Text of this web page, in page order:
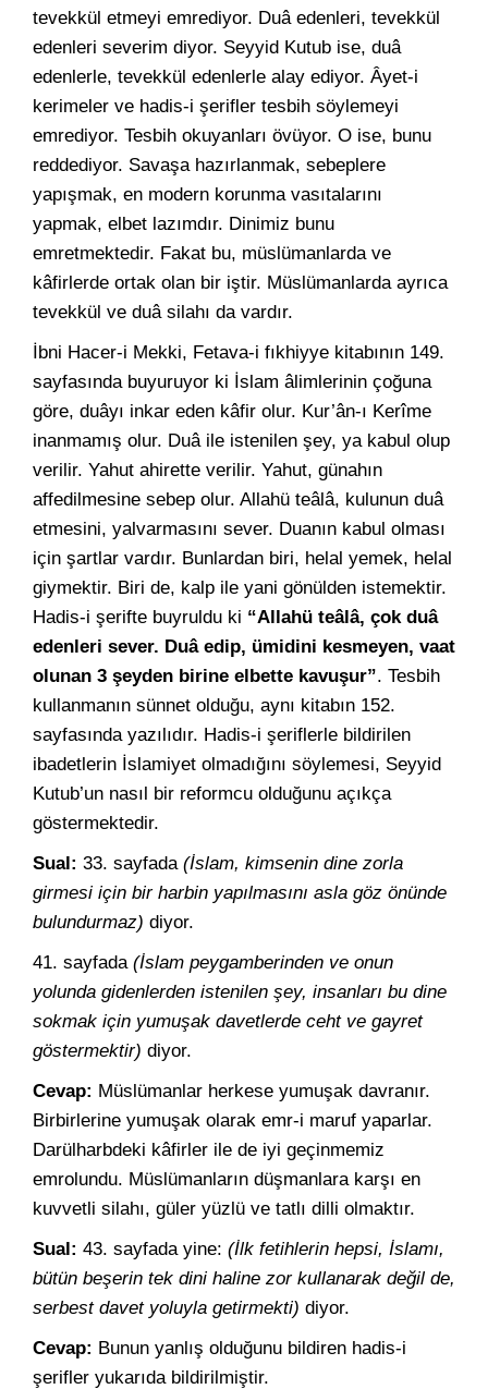
tevekkül etmeyi emrediyor. Duâ edenleri, tevekkül
edenleri severim diyor. Seyyid Kutub ise, duâ
edenlerle, tevekkül edenlerle alay ediyor. Âyet-i
kerimeler ve hadis-i şerifler tesbih söylemeyi
emrediyor. Tesbih okuyanları övüyor. O ise, bunu
reddediyor. Savaşa hazırlanmak, sebeplere
yapışmak, en modern korunma vasıtalarını
yapmak, elbet lazımdır. Dinimiz bunu
emretmektedir. Fakat bu, müslümanlarda ve
kâfirlerde ortak olan bir iştir. Müslümanlarda ayrıca
tevekkül ve duâ silahı da vardır.
İbni Hacer-i Mekki, Fetava-i fıkhiyye kitabının 149.
sayfasında buyuruyor ki İslam âlimlerinin çoğuna
göre, duâyı inkar eden kâfir olur. Kur’ân-ı Kerîme
inanmamış olur. Duâ ile istenilen şey, ya kabul olup
verilir. Yahut ahirette verilir. Yahut, günahın
affedilmesine sebep olur. Allahü teâlâ, kulunun duâ
etmesini, yalvarmasını sever. Duanın kabul olması
için şartlar vardır. Bunlardan biri, helal yemek, helal
giymektir. Biri de, kalp ile yani gönülden istemektir.
Hadis-i şerifte buyruldu ki “Allahü teâlâ, çok duâ
edenleri sever. Duâ edip, ümidini kesmeyen, vaat
olunan 3 şeyden birine elbette kavuşur”. Tesbih
kullanmanın sünnet olduğu, aynı kitabın 152.
sayfasında yazılıdır. Hadis-i şeriflerle bildirilen
ibadetlerin İslamiyet olmadığını söylemesi, Seyyid
Kutub’un nasıl bir reformcu olduğunu açıkça
göstermektedir.
Sual: 33. sayfada(İslam, kimsenin dine zorla
girmesi için bir harbin yapılmasını asla göz önünde
bulundurmaz) diyor.
41. sayfada(İslam peygamberinden ve onun
yolunda gidenlerden istenilen şey, insanları bu dine
sokmak için yumuşak davetlerde ceht ve gayret
göstermektir) diyor.
Cevap: Müslümanlar herkese yumuşak davranır.
Birbirlerine yumuşak olarak emr-i maruf yaparlar.
Darülharbdeki kâfirler ile de iyi geçinmemiz
emrolundu. Müslümanların düşmanlara karşı en
kuvvetli silahı, güler yüzlü ve tatlı dilli olmaktır.
Sual: 43. sayfada yine: (İlk fetihlerin hepsi, İslamı,
bütün beşerin tek dini haline zor kullanarak değil de,
serbest davet yoluyla getirmekti) diyor.
Cevap: Bunun yanlış olduğunu bildiren hadis-i
şerifler yukarıda bildirilmiştir.